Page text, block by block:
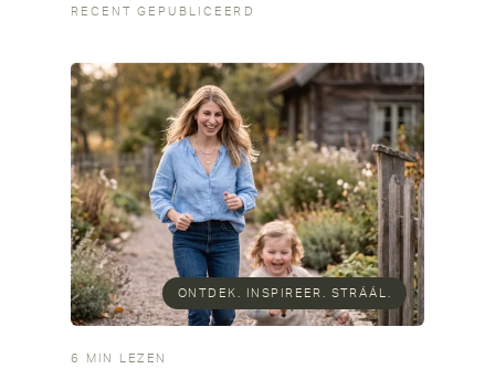
RECENT GEPUBLICEERD
ONTDEK. INSPIREER. STRÁÁL.
6 MIN LEZEN